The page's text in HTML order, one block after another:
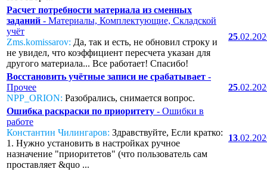
Расчет потребности материала из сменных
заданий - Материалы, Комплектующие, Складской
учёт
Zms.komissarov: Да, так и есть, не обновил строку и
не увидел, что коэффициент пересчета указан для
другого материала... Все работает! Спасибо!
25
Восстановить учётные записи не срабатывает -
Прочее
NPP_ORION: Разобрались, снимается вопрос.
25
Ошибка раскраски по приоритету - Ошибки в
работе
Константин Чилингаров: Здравствуйте, Если кратко:
1. Нужно установить в настройках ручное
назначение "приоритетов" (что пользователь сам
проставляет &quo ...
13